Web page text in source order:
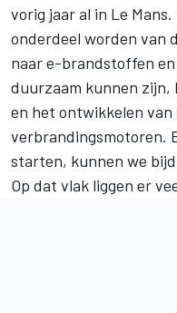
vorig jaar al in Le
onderdeel worden van
naar e-brandstoffen
duurzaam kunnen zijn,
en het ontwikkelen
verbrandingsmotoren.
starten, kunnen we
Op dat vlak liggen er